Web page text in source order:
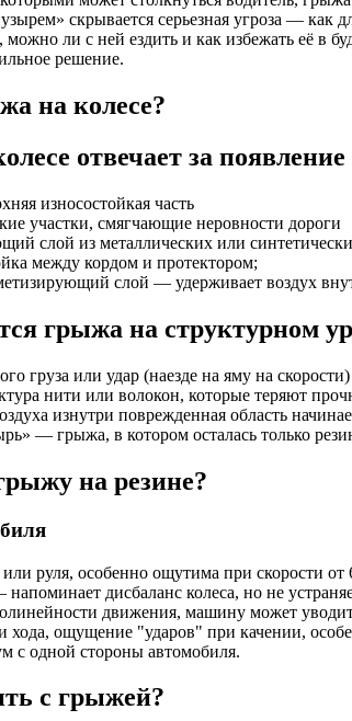
скрывается серьезная угроза — как
можно ли с ней ездить и как избежать её в
решение.
на колесе?
отвечает за
износостойкая часть
участки, смягчающие неровности дороги
слой из металлических или
между кордом и протектором;
слой — удерживает воздух
грыжа на структурном
груза или удар (наезде на яму на
нити или волокон, которые теряют
изнутри поврежденная область
— грыжа, в котором осталась только
на резине?
руля, особенно ощутима при скорости от
дисбаланс колеса, но не
движения, машину может
хода, ощущение "ударов" при качении,
одной стороны автомобиля.
с грыжей?